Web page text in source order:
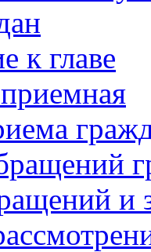
к главе
и